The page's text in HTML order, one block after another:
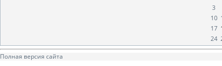
3
10
17
24
Полная версия сайта